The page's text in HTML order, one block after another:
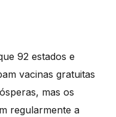
92 estados e
vacinas gratuitas
mas os
regularmente a